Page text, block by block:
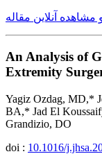
مشاهده آنلاین مقاله
An Analysis of
Extremity
Yagiz Ozdag, MD,*
BA,* Jad El
Grandizio, DO
doi : 10.1016/